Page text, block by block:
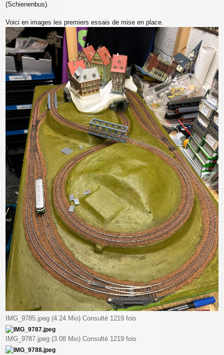
(Schienenbus).
Voici en images les premiers essais de mise en place.
IMG_9785.jpeg (4.24 Mio) Consulté 1219 fois
IMG_9787.jpeg (3.08 Mio) Consulté 1219 fois